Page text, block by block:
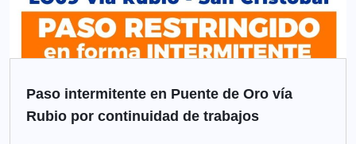
Paso intermitente en Puente de Oro vía
Rubio por continuidad de trabajos